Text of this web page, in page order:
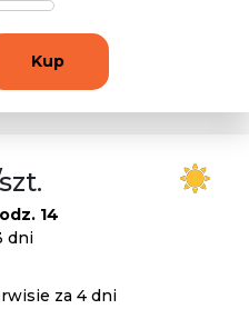
Kup
14
dni
za 4 dni